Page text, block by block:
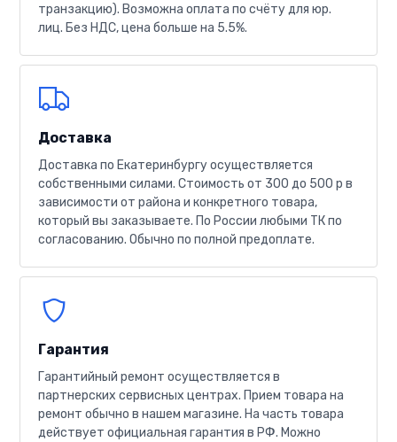
транзакцию). Возможна оплата по счёту для юр.
лиц. Без НДС, цена больше на 5.5%.
Доставка
Доставка по Екатеринбургу осуществляется
собственными силами. Стоимость от 300 до 500 р в
зависимости от района и конкретного товара,
который вы заказываете. По России любыми ТК по
согласованию. Обычно по полной предоплате.
Гарантия
Гарантийный ремонт осуществляется в
партнерских сервисных центрах. Прием товара на
ремонт обычно в нашем магазине. На часть товара
действует официальная гарантия в РФ. Можно